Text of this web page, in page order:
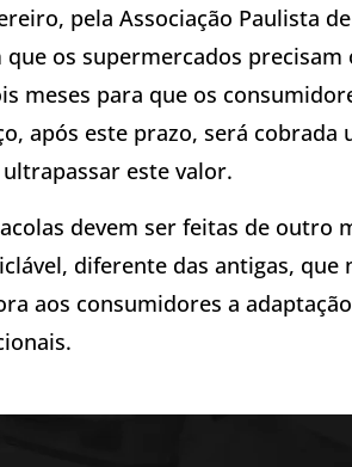
pela Associação Paulista
os supermercados
meses para que os
após este prazo, será cobrada
este valor.
devem ser feitas de outro
diferente das antigas, que
aos consumidores a